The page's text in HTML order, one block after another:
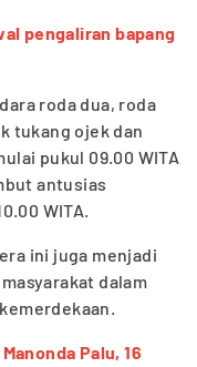
pengaliran bapang
roda dua, roda
tukang ojek dan
pukul 09.00 WITA
antusias
WITA.
ini juga menjadi
dalam
Palu, 16